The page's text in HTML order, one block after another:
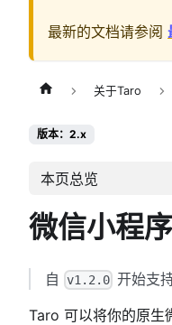
最新的文档请参阅
关于Taro
版本：2.x
本页总览
微信小程
自 v1.2.0 开始支
Taro 可以将你的原生